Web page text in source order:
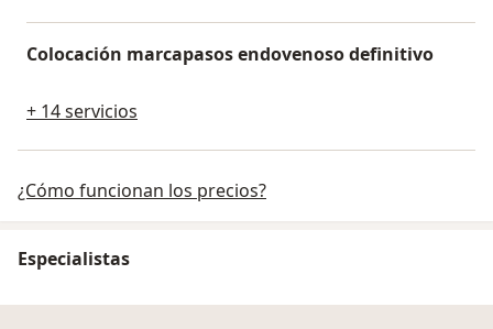
Colocación marcapasos endovenoso definitivo
+ 14 servicios
¿Cómo funcionan los precios?
Especialistas